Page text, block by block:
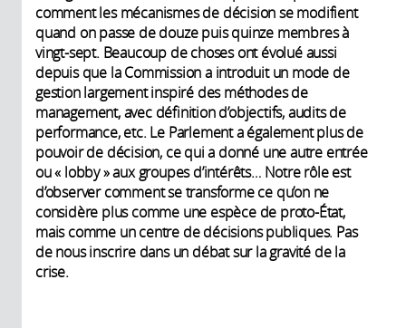
comment les mécanismes de décision se modifient
quand on passe de douze puis quinze membres à
vingt-sept. Beaucoup de choses ont évolué aussi
depuis que la Commission a introduit un mode de
gestion largement inspiré des méthodes de
management, avec définition d’objectifs, audits de
performance, etc. Le Parlement a également plus de
pouvoir de décision, ce qui a donné une autre entrée
ou « lobby » aux groupes d’intérêts… Notre rôle est
d’observer comment se transforme ce qu’on ne
considère plus comme une espèce de proto-État,
mais comme un centre de décisions publiques. Pas
de nous inscrire dans un débat sur la gravité de la
crise.